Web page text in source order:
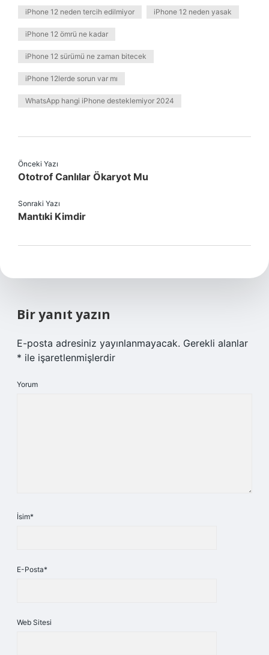
iPhone 12 neden tercih edilmiyor iPhone 12 neden yasak
iPhone 12 ömrü ne kadar
iPhone 12 sürümü ne zaman bitecek
iPhone 12lerde sorun var mı
WhatsApp hangi iPhone desteklemiyor 2024
Önceki Yazı
Ototrof Canlılar Ökaryot Mu
Sonraki Yazı
Mantıki Kimdir
Bir yanıt yazın
E-posta adresiniz yayınlanmayacak. Gerekli alanlar
* ile işaretlenmişlerdir
Yorum
İsim*
E-Posta*
Web Sitesi